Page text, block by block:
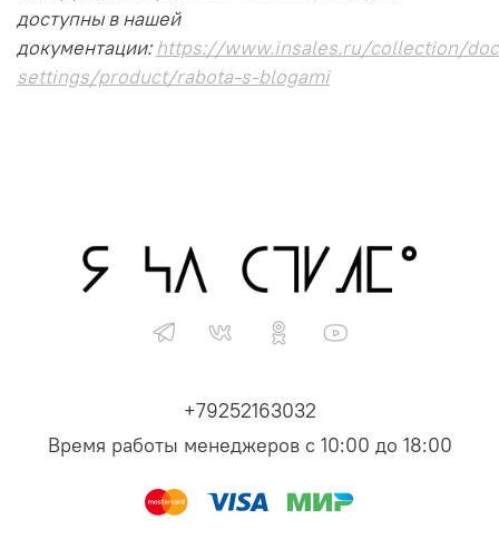
доступны в нашей
документации:https://www.insales.ru/collection/
settings/product/rabota-s-blogami
+79252163032
Время работы менеджеров с 10:00 до 18:00